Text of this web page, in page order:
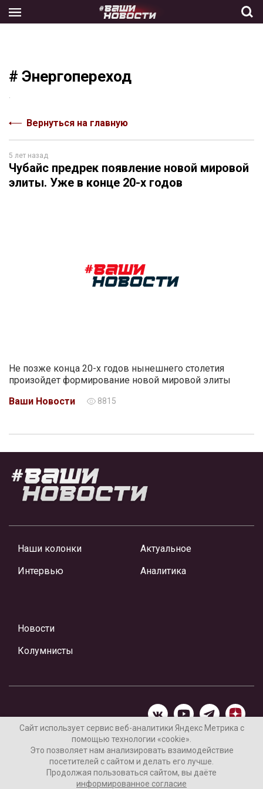
the
# Энергопереход
Вернуться на главную
5 лет назад
Чубайс предрек появление новой мировой
элиты. Уже в конце 20-х годов
Не позже конца 20-х годов нынешнего столетия
произойдет формирование новой мировой элиты
Ваши Новости
8815
Наши колонки
Интервью
Актуальное
Аналитика
Новости
Колумнисты
Материалы предоставлены редакцией Интернет-газеты
«Ваши новости»
Нашли ошибку? Выделите ее и нажмите Ctrl+Enter
Сайт использует сервис веб-аналитики Яндекс Метрика с
помощью технологии «cookie».
Это позволяет нам анализировать взаимодействие
посетителей с сайтом и делать его лучше.
Продолжая пользоваться сайтом, вы даёте
информированное согласие